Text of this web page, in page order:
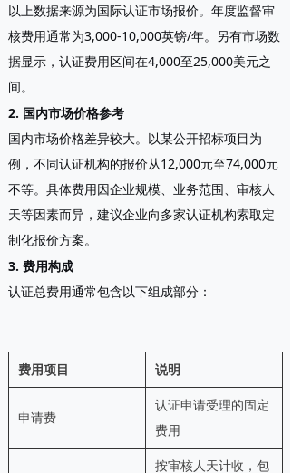
以上数据来源为国际认证市场报价。年度监督审
核费用通常为3,000-10,000英镑/年。另有市场数
据显示，认证费用区间在4,000至25,000美元之
间。
2. 国内市场价格参考
国内市场价格差异较大。以某公开招标项目为
例，不同认证机构的报价从12,000元至74,000元
不等。具体费用因企业规模、业务范围、审核人
天等因素而异，建议企业向多家认证机构索取定
制化报价方案。
3. 费用构成
认证总费用通常包含以下组成部分：
费用项目 说明
申请费
认证申请受理的固定
费用
按审核人天计收，包